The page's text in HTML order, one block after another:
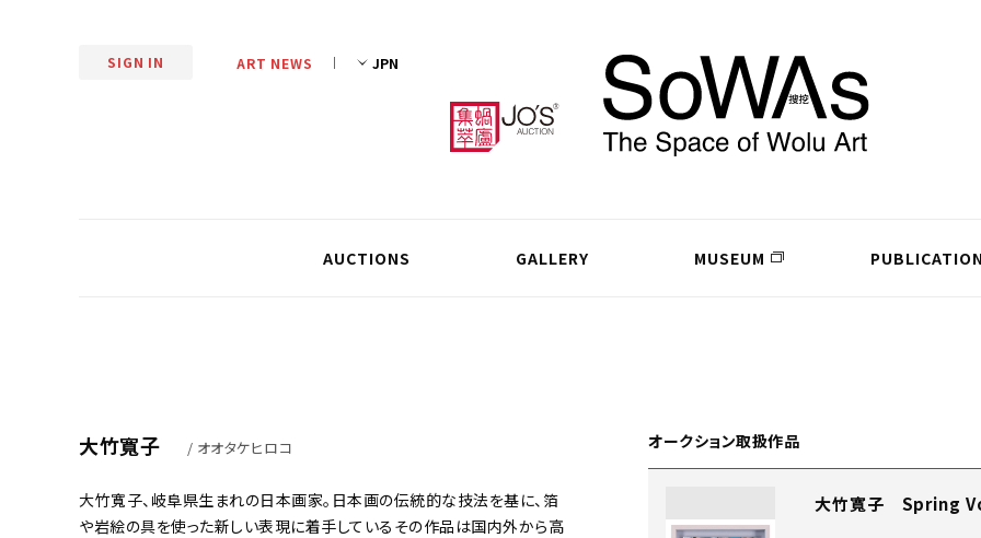
SIGN IN ART NEWS
AUCTIONS GALLERY MUSEUM
大竹寬子 / オオタケヒロコ
大竹寬子、岐阜県生まれの日本画家。日本画の伝統的な技法を基に、箔
や岩絵の具を使った新しい表現に着手しているその作品は国内外から高
オークション取扱作品
大竹寬子 Spring